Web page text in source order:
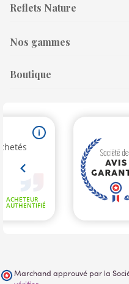
Reflets Nature
Nos gammes
Boutique
Marchand approuvé par la